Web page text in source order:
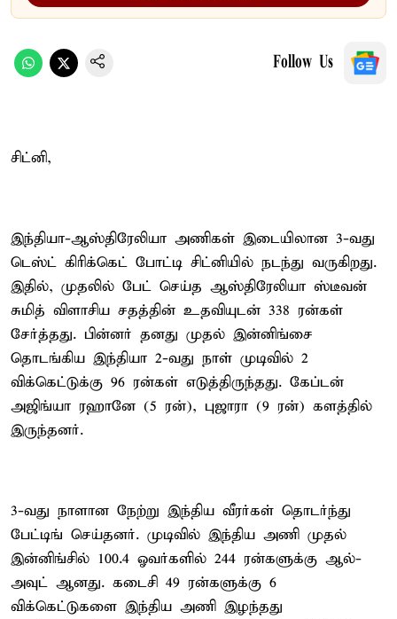
Follow Us
சிட்னி,
இந்தியா-ஆஸ்திரேலியா அணிகள் இடையிலான 3-வது
டெஸ்ட் கிரிக்கெட் போட்டி சிட்னியில் நடந்து வருகிறது.
இதில், முதலில் பேட் செய்த ஆஸ்திரேலியா ஸ்டீவன்
சுமித் விளாசிய சதத்தின் உதவியுடன் 338 ரன்கள்
சேர்த்தது. பின்னர் தனது முதல் இன்னிங்சை
தொடங்கிய இந்தியா 2-வது நாள் முடிவில் 2
விக்கெட்டுக்கு 96 ரன்கள் எடுத்திருந்தது. கேப்டன்
அஜிங்யா ரஹானே (5 ரன்), புஜாரா (9 ரன்) களத்தில்
இருந்தனர்.
3-வது நாளான நேற்று இந்திய வீரர்கள் தொடர்ந்து
பேட்டிங் செய்தனர். முடிவில் இந்திய அணி முதல்
இன்னிங்சில் 100.4 ஓவர்களில் 244 ரன்களுக்கு ஆல்-
அவுட் ஆனது. கடைசி 49 ரன்களுக்கு 6
விக்கெட்டுகளை இந்திய அணி இழந்தது